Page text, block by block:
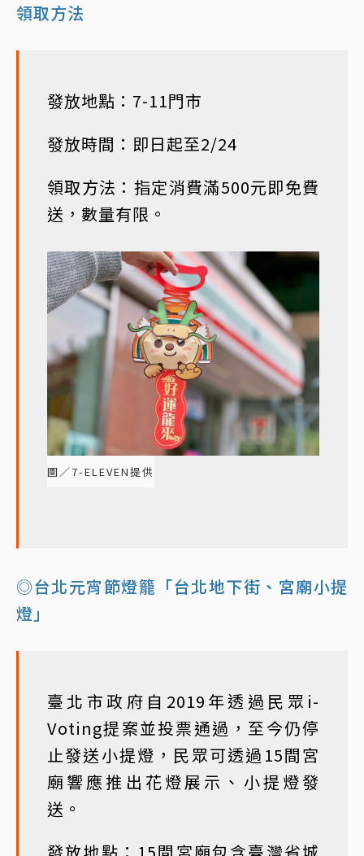
領取方法
發放地點：7-11門市
發放時間：即日起至2/24
領取方法：指定消費滿500元即免費
送，數量有限。
圖／7-ELEVEN提供
◎台北元宵節燈籠「台北地下街、宮廟小提
燈」
臺北市政府自2019年透過民眾i-
Voting提案並投票通過，至今仍停
止發送小提燈，民眾可透過15間宮
廟響應推出花燈展示、小提燈發
送。